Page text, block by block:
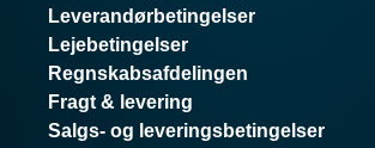
Leverandørbetingelser
Lejebetingelser
Regnskabsafdelingen
Fragt & levering
Salgs- og leveringsbetingelser